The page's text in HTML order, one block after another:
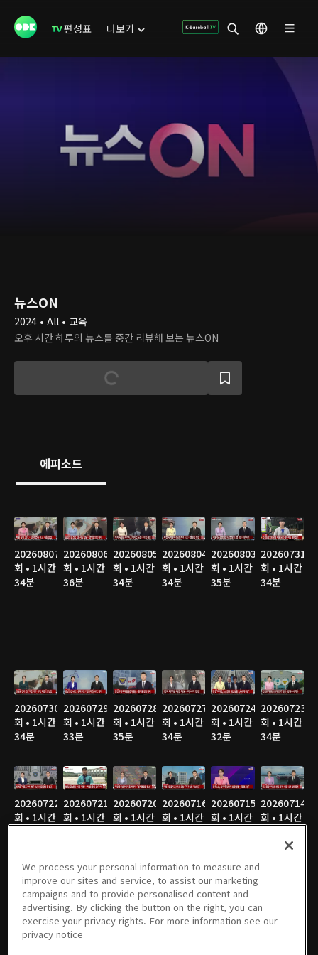
편성표 더보기
뉴스ON
2024 • All • 교육
오후 시간 하루의 뉴스를 중간 리뷰해 보는 뉴스ON
에피소드
20260807
회 • 1시간
34분
20260806
회 • 1시간
36분
20260805
회 • 1시간
34분
20260804
회 • 1시간
34분
20260803
회 • 1시간
35분
20260731
회 • 1시간
34분
20260730
회 • 1시간
34분
20260729
회 • 1시간
33분
20260728
회 • 1시간
35분
20260727
회 • 1시간
34분
20260724
회 • 1시간
32분
20260723
회 • 1시간
34분
20260722
회 • 1시간
20260721
회 • 1시간
20260720
회 • 1시간
20260716
회 • 1시간
20260715
회 • 1시간
20260714
회 • 1시간
20260713
회 • 1시간
36분
20260710
회 • 1시간
37분
20260709
회 • 1시간
37분
20260708
회 • 1시간
46분
20260707
회 • 1시간
35분
회 • 1시간
35분
We process your personal information to measure and
improve our sites and service, to assist our marketing
campaigns and to provide personalised content and
advertising. By clicking the button on the right, you can
exercise your privacy rights. For more information see our
privacy notice